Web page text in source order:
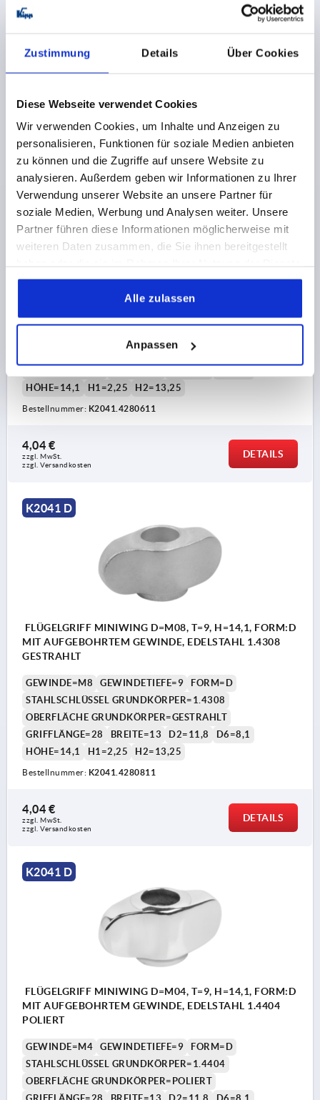
Zustimmung Details Über Cookies
Diese Webseite verwendet Cookies
Wir verwenden Cookies, um Inhalte und Anzeigen zu
personalisieren, Funktionen für soziale Medien anbieten
zu können und die Zugriffe auf unsere Website zu
analysieren. Außerdem geben wir Informationen zu Ihrer
Verwendung unserer Website an unsere Partner für
soziale Medien, Werbung und Analysen weiter. Unsere
Partner führen diese Informationen möglicherweise mit
weiteren Daten zusammen, die Sie ihnen bereitgestellt
gesammelt haben.
Alle zulassen
Anpassen
GRIFFLÄNGE=28
D6=8,1
zzgl. Versandkosten
K2041 D
MIT AUFGEBOHRTEM GEWINDE, EDELSTAHL 1.4308
GEWINDE=M6 GEWINDETIEFE=9
FORM=D
OBERFLÄCHE GRUNDKÖRPER=GESTRAHLT
HÖHE=14,1
H1=2,25 H2=13,25
Bestellnummer: K2041.4280611
4,04 €
zzgl. MwSt.
zzgl. Versandkosten
DETAILS
K2041 D
FLÜGELGRIFF MINIWING D=M08, T=9, H=14,1, FORM:D
MIT AUFGEBOHRTEM GEWINDE, EDELSTAHL 1.4308
GESTRAHLT
GEWINDE=M8 GEWINDETIEFE=9
FORM=D
STAHLSCHLÜSSEL GRUNDKÖRPER=1.4308
OBERFLÄCHE GRUNDKÖRPER=GESTRAHLT
GRIFFLÄNGE=28
BREITE=13 D2=11,8
D6=8,1
HÖHE=14,1
H1=2,25 H2=13,25
Bestellnummer: K2041.4280811
4,04 €
zzgl. MwSt.
zzgl. Versandkosten
DETAILS
K2041 D
FLÜGELGRIFF MINIWING D=M04, T=9, H=14,1, FORM:D
MIT AUFGEBOHRTEM GEWINDE, EDELSTAHL 1.4404
POLIERT
GEWINDE=M4 GEWINDETIEFE=9
FORM=D
STAHLSCHLÜSSEL GRUNDKÖRPER=1.4404
OBERFLÄCHE GRUNDKÖRPER=POLIERT